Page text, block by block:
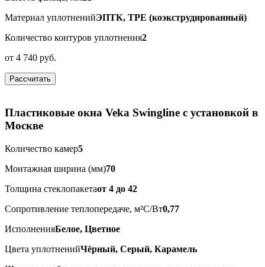
Материал уплотненийЭПТК, ТРЕ (коэкструдированный)
Количество контуров уплотнения2
от 4 740 руб.
Рассчитать
Пластиковые окна Veka Swingline с установкой в
Москве
Количество камер5
Монтажная ширина (мм)70
Толщина стеклопакетаот 4 до 42
Сопротивление теплопередаче, м²С/Вт0,77
ИсполненияБелое, Цветное
Цвета уплотненийЧёрный, Серый, Карамель